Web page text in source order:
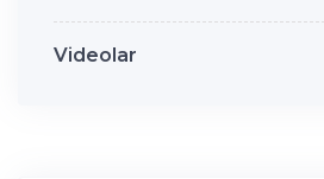
Videolar